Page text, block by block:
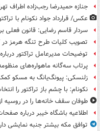
جنازه حمیدرضا رجب‌زاده اطراف
عکس/ قرارداد جواد نکونام با
سردار قاسم رضایی: قانون فعلی
تصویب کلیات طرح تنگه هرمز
توضیحات مدیرعامل تراکتور
پرتاب سه‌گانه ماهواره‌های منظومه
زلنسکی: پیونگ‌یانگ به مسکو
نکونام: با چشم باز تراکتور را
طوفان سقف خانه‌ها را در روسیه
اطلاعیه باشگاه خیبر درباره
توافق مکه بیشتر جنبه نمایشی